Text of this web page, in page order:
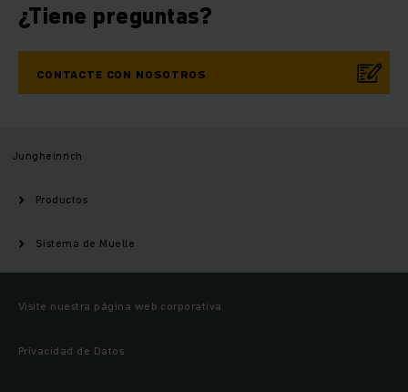
¿Tiene preguntas?
CONTACTE CON NOSOTROS
Jungheinrich
Productos
Sistema de Muelle
Visite nuestra página web corporativa
Privacidad de Datos